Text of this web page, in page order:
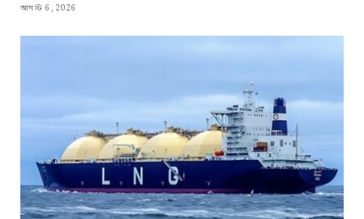
আগস্ট 6, 2026